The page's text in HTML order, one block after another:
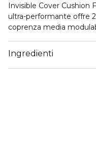
Invisible Cover Cushion
ultra-performante offre
coprenza media
perfettamente con la
levigato. Arricchita con
karité, lascia la pelle
Ingredienti